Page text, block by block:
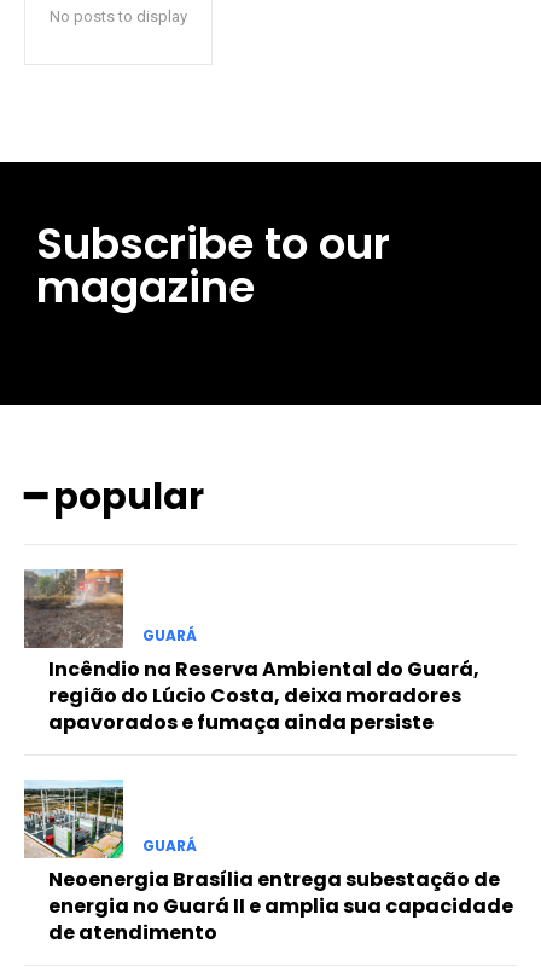
━ pricing plans
Free
Included for free:
Etiam est nibh, lobortis sit
Ut mollis pellentesque tortor
Nullam eu erat condimentum
Donec quis est ac felis
Orci varius natoque dolor
No posts to display
Subscribe to our
magazine
━ popular
GUARÁ
Incêndio na Reserva Ambiental do Guará,
região do Lúcio Costa, deixa moradores
apavorados e fumaça ainda persiste
GUARÁ
Neoenergia Brasília entrega subestação de
energia no Guará II e amplia sua capacidade
de atendimento